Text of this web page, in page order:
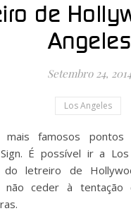
de
Angeles
Setembro 24, 2014
Los Angeles
É possível ir a
do letreiro de
não ceder à